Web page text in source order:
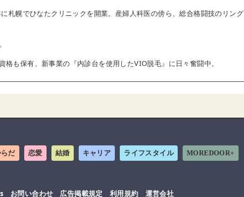
札幌でひなたクリニックを開業。産婦人科医の傍ら、総合格闘技のリング
格も保有。新事業の『内診台を使用したVIO脱毛』に日々奮闘中。
だ 恋愛 結婚 キャリア ライフスタイル MOREDOOR+
お問い合わせ 広告掲載規定 利用規約 運営会社